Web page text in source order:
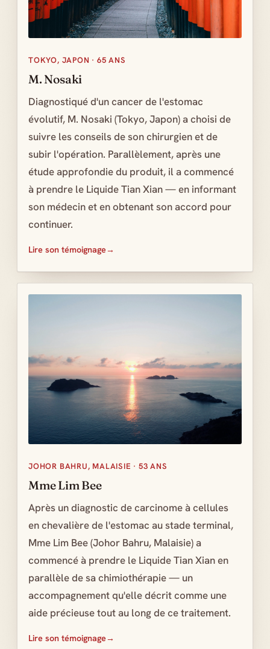
TOKYO, JAPON · 65 ANS
M. Nosaki
Diagnostiqué d'un cancer de l'estomac
évolutif, M. Nosaki (Tokyo, Japon) a choisi de
suivre les conseils de son chirurgien et de
subir l'opération. Parallèlement, après une
étude approfondie du produit, il a commencé
à prendre le Liquide Tian Xian — en informant
son médecin et en obtenant son accord pour
continuer.
Lire son témoignage
JOHOR BAHRU, MALAISIE · 53 ANS
Mme Lim Bee
Après un diagnostic de carcinome à cellules
en chevalière de l'estomac au stade terminal,
Mme Lim Bee (Johor Bahru, Malaisie) a
commencé à prendre le Liquide Tian Xian en
parallèle de sa chimiothérapie — un
accompagnement qu'elle décrit comme une
aide précieuse tout au long de ce traitement.
Lire son témoignage